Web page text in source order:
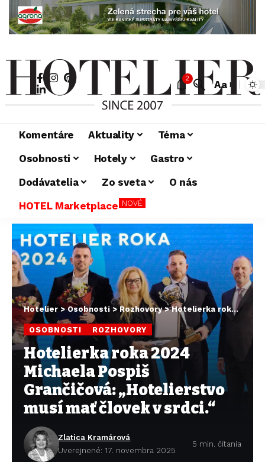
2
Aa
Komentáre Aktuality
Téma
Osobnosti
Hotely
Gastro
Dodávatelia
Zo sveta
O nás
HOTEL Marketplace NOVÉ
Hotelier >Osobnosti >Rozhovory>Hotelierka roka 2024 Michaela Pospiš Grančičová: „Hotelierstvo musí mať človek v srdci.“
OSOBNOSTI ROZHOVORY
Hotelierka roka 2024
Michaela Pospiš
Grančičová: „Hotelierstvo
musí mať človek v srdci.“
Zlatica Kramárová
Uverejnené: 17. novembra 2025
5 min. čítania